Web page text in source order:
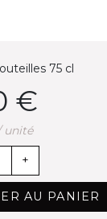
75 cl
€
unité
+
AU PANIER